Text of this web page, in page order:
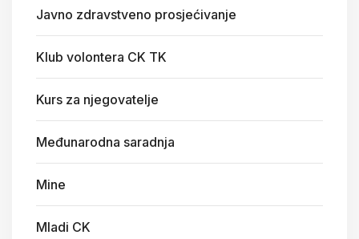
Javno zdravstveno prosjećivanje
Klub volontera CK TK
Kurs za njegovatelje
Međunarodna saradnja
Mine
Mladi CK